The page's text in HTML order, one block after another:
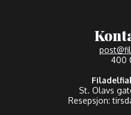
400
St. Olavs
Resepsjon: